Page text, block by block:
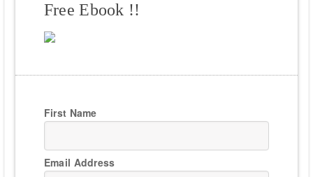
Free Ebook !!
First Name
Email Address